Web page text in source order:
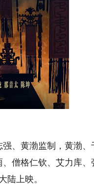
、黄渤监制，黄渤、
僧格仁钦、艾力库、
陆上映。